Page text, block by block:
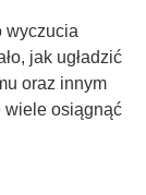
wyczucia
jak ugładzić
oraz innym
wiele osiągnąć